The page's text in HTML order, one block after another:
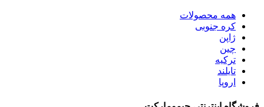
همه محصولات
کره جنوبی
ژاپن
چین
ترکیه
تایلند
اروپا